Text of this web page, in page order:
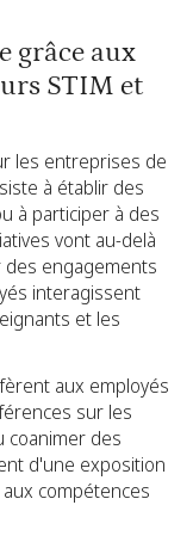
grâce aux
STIM et
les entreprises de
à établir des
à participer à des
vont au-delà
engagements
interagissent
et les
aux employés
sur les
coanimer des
d'une exposition
compétences